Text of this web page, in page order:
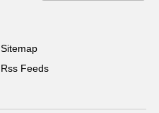
Sitemap
Rss Feeds